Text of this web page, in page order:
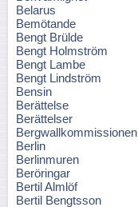
Belarus
Bemötande
Bengt Brülde
Bengt Holmström
Bengt Lambe
Bengt Lindström
Bensin
Berättelse
Berättelser
Bergwallkommissionen
Berlin
Berlinmuren
Beröringar
Bertil Almlöf
Bertil Bengtsson